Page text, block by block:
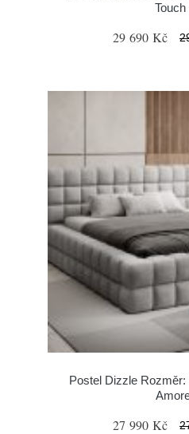
Touch
29 690 Kč
Postel Dizzle
27 990 Kč